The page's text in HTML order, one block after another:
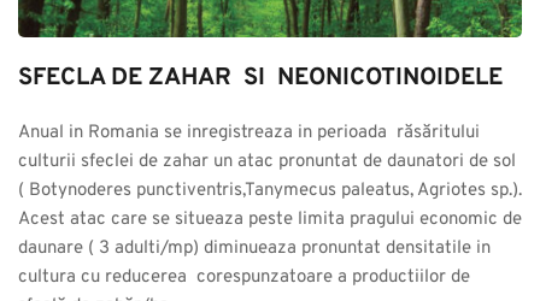
SFECLA DE ZAHAR  SI  NEONICOTINOIDELE
Anual in Romania se inregistreaza in perioada  răsăritului
culturii sfeclei de zahar un atac pronuntat de daunatori de sol
( Botynoderes punctiventris,Tanymecus paleatus, Agriotes sp.).
Acest atac care se situeaza peste limita pragului economic de
daunare ( 3 adulti/mp) diminueaza pronuntat densitatile in
cultura cu reducerea  corespunzatoare a productiilor de